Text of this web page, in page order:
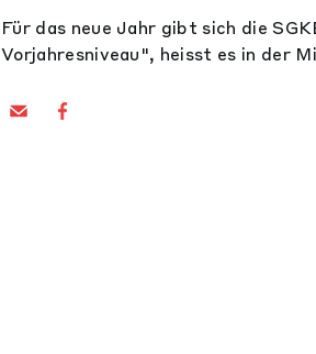
Für das neue Jahr gibt sich die
Vorjahresniveau", heisst es in der